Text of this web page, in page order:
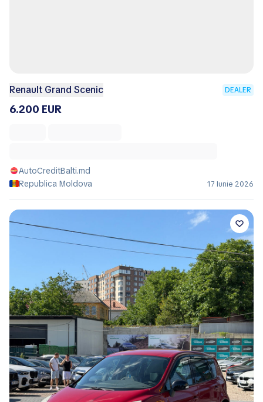
Renault Grand Scenic DEALER
6.200 EUR
AutoCreditBalti.md
Republica Moldova
17 Iunie 2026